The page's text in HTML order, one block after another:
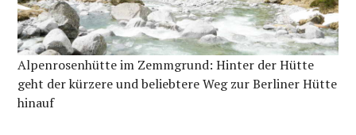
Alpenrosenhütte im Zemmgrund: Hinter der Hütte
geht der kürzere und beliebtere Weg zur Berliner Hütte
hinauf